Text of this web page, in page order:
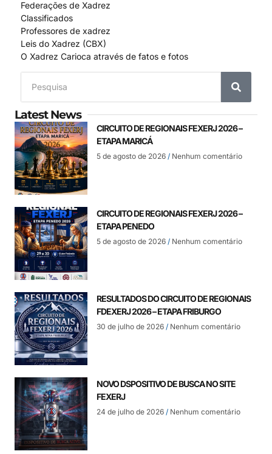
Federações de Xadrez
Classificados
Professores de xadrez
Leis do Xadrez (CBX)
O Xadrez Carioca através de fatos e fotos
Latest News
CIRCUITO DE REGIONAIS FEXERJ 2026 –
ETAPA MARICÁ
5 de agosto de 2026 Nenhum comentário
CIRCUITO DE REGIONAIS FEXERJ 2026 –
ETAPA PENEDO
5 de agosto de 2026 Nenhum comentário
RESULTADOS DO CIRCUITO DE REGIONAIS
FDEXERJ 2026 – ETAPA FRIBURGO
30 de julho de 2026 Nenhum comentário
NOVO DSPOSITIVO DE BUSCA NO SITE
FEXERJ
24 de julho de 2026 Nenhum comentário